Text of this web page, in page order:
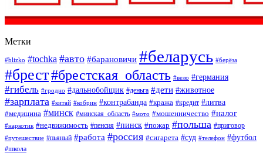
Метки
#blizko #tochka #авто #барановичи #беларусь #берёза
#брест#брестская_область #вело #германия
#гибель #гродно #дальнобойщик #деньга #дети #животное
#зарплата #китай #кобрин #контрабанда #кража #кредит #литва
#медицина #минск #минская_область #мото #мошенничество #налог
#наркотик #недвижимость #пенсия #пинск #пожар #польша #приговор
#путешествие #пьяный #работа #россия #сигарета #суд #телефон #футбол
#школа